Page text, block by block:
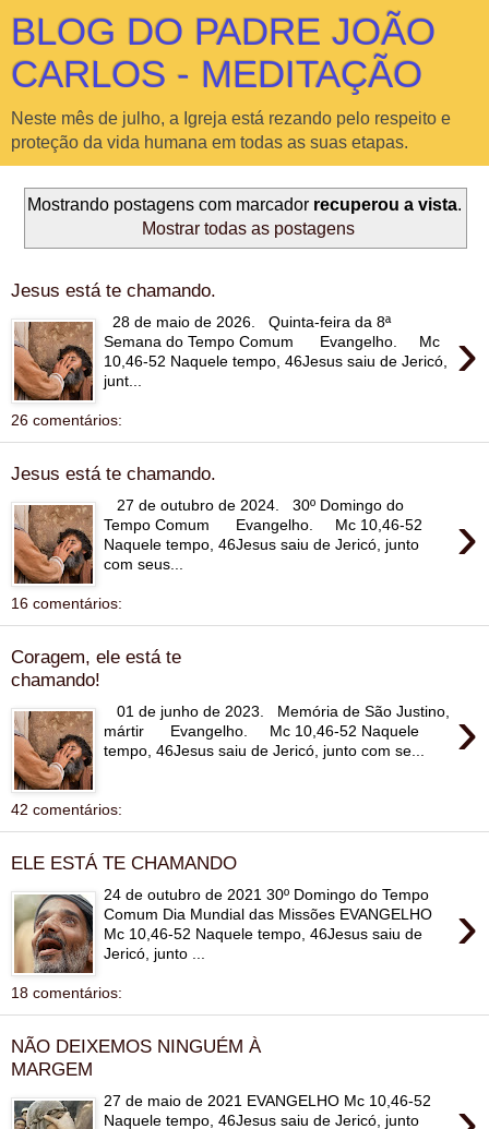
BLOG DO PADRE JOÃO
CARLOS - MEDITAÇÃO
Neste mês de julho, a Igreja está rezando pelo respeito e
proteção da vida humana em todas as suas etapas.
Mostrando postagens com marcador recuperou a vista.
Mostrar todas as postagens
Jesus está te chamando.
›
28 de maio de 2026. Quinta-feira da 8ª
Semana do Tempo Comum Evangelho. Mc
10,46-52 Naquele tempo, 46Jesus saiu de Jericó,
junt...
26 comentários:
Jesus está te chamando.
›
27 de outubro de 2024. 30º Domingo do
Tempo Comum Evangelho. Mc 10,46-52
Naquele tempo, 46Jesus saiu de Jericó, junto
com seus...
16 comentários:
Coragem, ele está te
chamando!
›
01 de junho de 2023. Memória de São Justino,
mártir Evangelho. Mc 10,46-52 Naquele
tempo, 46Jesus saiu de Jericó, junto com se...
42 comentários:
ELE ESTÁ TE CHAMANDO
›
24 de outubro de 2021 30º Domingo do Tempo
Comum Dia Mundial das Missões EVANGELHO
Mc 10,46-52 Naquele tempo, 46Jesus saiu de
Jericó, junto ...
18 comentários:
NÃO DEIXEMOS NINGUÉM À
MARGEM
27 de maio de 2021 EVANGELHO Mc 10,46-52
Naquele tempo, 46Jesus saiu de Jericó, junto